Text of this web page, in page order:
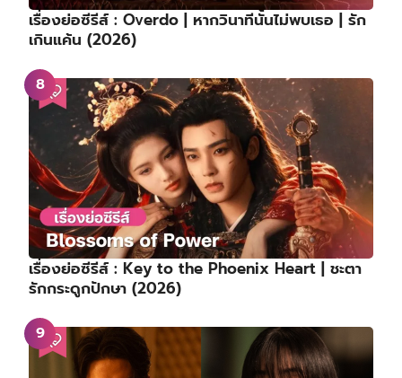
เรื่องย่อซีรีส์ : Overdo | หากวินาทีนั้นไม่พบเธอ | รัก
เกินแค้น (2026)
เรื่องย่อซีรีส์ : Key to the Phoenix Heart | ชะตา
รักกระดูกปักษา (2026)